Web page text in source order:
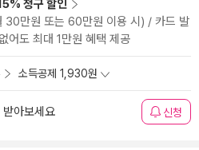
청구 할인
30만원 또는 60만원 이용 시) / 카드 발
어도 최대 1만원 혜택 제공
소득공제 1,930원
아보세요 신청